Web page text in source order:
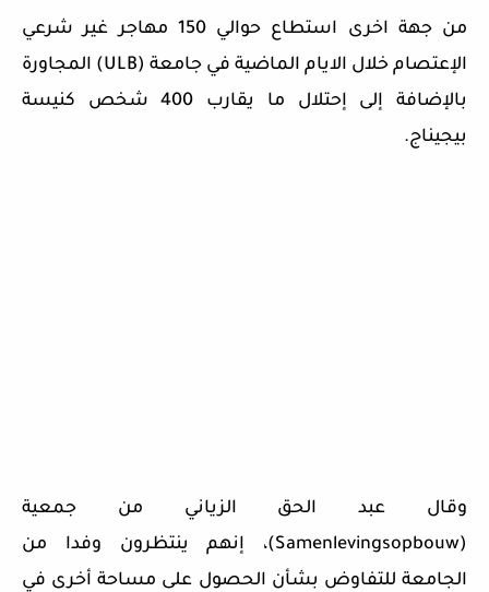
من جهة اخرى استطاع حوالي 150 مهاجر غير شرعي
الإعتصام خلال الايام الماضية في جامعة (ULB) المجاورة
بالإضافة إلى إحتلال ما يقارب 400 شخص كنيسة
بيجيناج.
وقال عبد الحق الزياني من جمعية
(Samenlevingsopbouw)، إنهم ينتظرون وفدا من
الجامعة للتفاوض بشأن الحصول على مساحة أخرى في